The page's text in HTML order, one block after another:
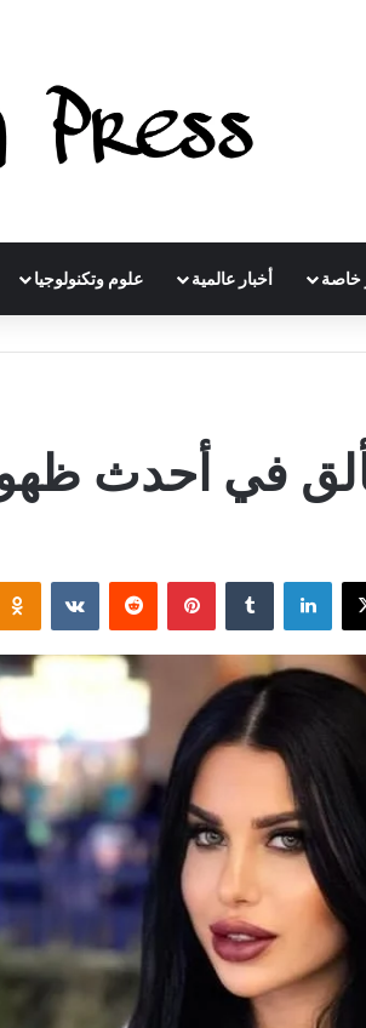
خاصة أخبار عالمية علوم وتكنولوجيا
في أحدث
‫X لينكدإن ‏Tumblr بينتيريست ‏Reddit
‏VKontakte